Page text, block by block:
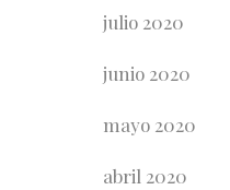
julio 2020
junio 2020
mayo 2020
abril 2020